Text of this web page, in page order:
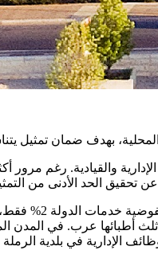
والقيادية. رغم
في نيسان 2025، كشف مركز
الأقرب للتمثيل العادل (22% من مجمل الموظفين)، لكن العرب في